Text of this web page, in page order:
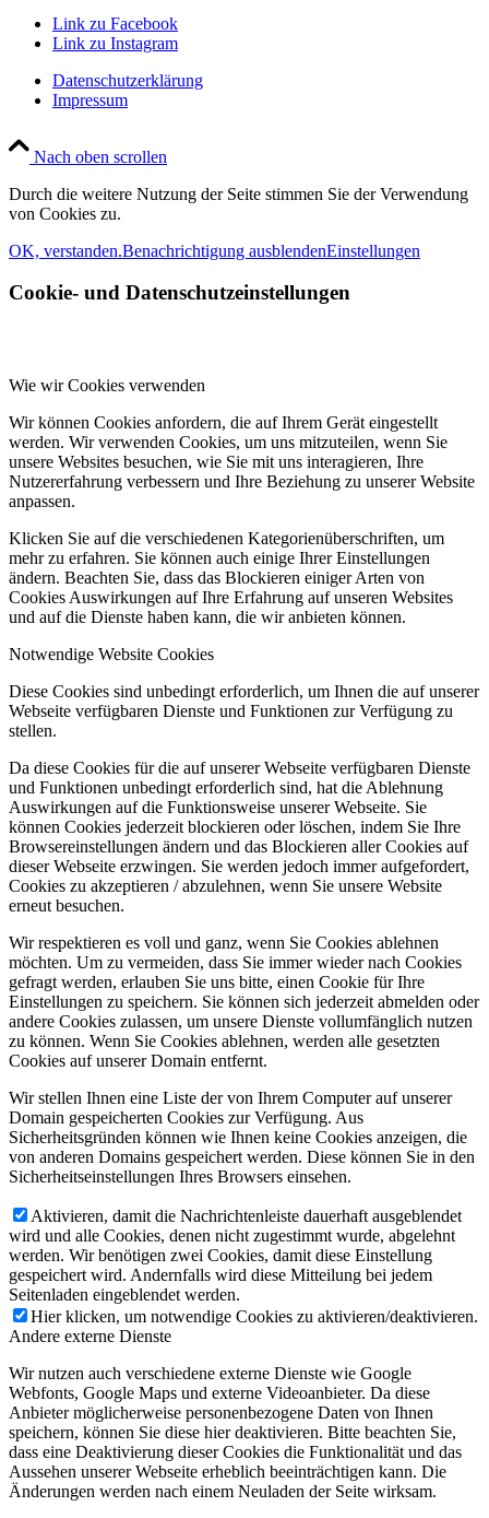
Link zu Facebook
Link zu Instagram
Datenschutzerklärung
Impressum
Nach oben scrollen
Durch die weitere Nutzung der Seite stimmen Sie der Verwendung
von Cookies zu.
OK, verstanden.Benachrichtigung ausblendenEinstellungen
Cookie- und Datenschutzeinstellungen
Wie wir Cookies verwenden
Wir können Cookies anfordern, die auf Ihrem Gerät eingestellt
werden. Wir verwenden Cookies, um uns mitzuteilen, wenn Sie
unsere Websites besuchen, wie Sie mit uns interagieren, Ihre
Nutzererfahrung verbessern und Ihre Beziehung zu unserer Website
anpassen.
Klicken Sie auf die verschiedenen Kategorienüberschriften, um
mehr zu erfahren. Sie können auch einige Ihrer Einstellungen
ändern. Beachten Sie, dass das Blockieren einiger Arten von
Cookies Auswirkungen auf Ihre Erfahrung auf unseren Websites
und auf die Dienste haben kann, die wir anbieten können.
Notwendige Website Cookies
Diese Cookies sind unbedingt erforderlich, um Ihnen die auf unserer
Webseite verfügbaren Dienste und Funktionen zur Verfügung zu
stellen.
Da diese Cookies für die auf unserer Webseite verfügbaren Dienste
und Funktionen unbedingt erforderlich sind, hat die Ablehnung
Auswirkungen auf die Funktionsweise unserer Webseite. Sie
können Cookies jederzeit blockieren oder löschen, indem Sie Ihre
Browsereinstellungen ändern und das Blockieren aller Cookies auf
dieser Webseite erzwingen. Sie werden jedoch immer aufgefordert,
Cookies zu akzeptieren / abzulehnen, wenn Sie unsere Website
erneut besuchen.
Wir respektieren es voll und ganz, wenn Sie Cookies ablehnen
möchten. Um zu vermeiden, dass Sie immer wieder nach Cookies
gefragt werden, erlauben Sie uns bitte, einen Cookie für Ihre
Einstellungen zu speichern. Sie können sich jederzeit abmelden oder
andere Cookies zulassen, um unsere Dienste vollumfänglich nutzen
zu können. Wenn Sie Cookies ablehnen, werden alle gesetzten
Cookies auf unserer Domain entfernt.
Wir stellen Ihnen eine Liste der von Ihrem Computer auf unserer
Domain gespeicherten Cookies zur Verfügung. Aus
Sicherheitsgründen können wie Ihnen keine Cookies anzeigen, die
von anderen Domains gespeichert werden. Diese können Sie in den
Sicherheitseinstellungen Ihres Browsers einsehen.
Aktivieren, damit die Nachrichtenleiste dauerhaft ausgeblendet
wird und alle Cookies, denen nicht zugestimmt wurde, abgelehnt
werden. Wir benötigen zwei Cookies, damit diese Einstellung
gespeichert wird. Andernfalls wird diese Mitteilung bei jedem
Seitenladen eingeblendet werden.
Hier klicken, um notwendige Cookies zu aktivieren/deaktivieren.
Andere externe Dienste
Wir nutzen auch verschiedene externe Dienste wie Google
Webfonts, Google Maps und externe Videoanbieter. Da diese
Anbieter möglicherweise personenbezogene Daten von Ihnen
speichern, können Sie diese hier deaktivieren. Bitte beachten Sie,
dass eine Deaktivierung dieser Cookies die Funktionalität und das
Aussehen unserer Webseite erheblich beeinträchtigen kann. Die
Änderungen werden nach einem Neuladen der Seite wirksam.